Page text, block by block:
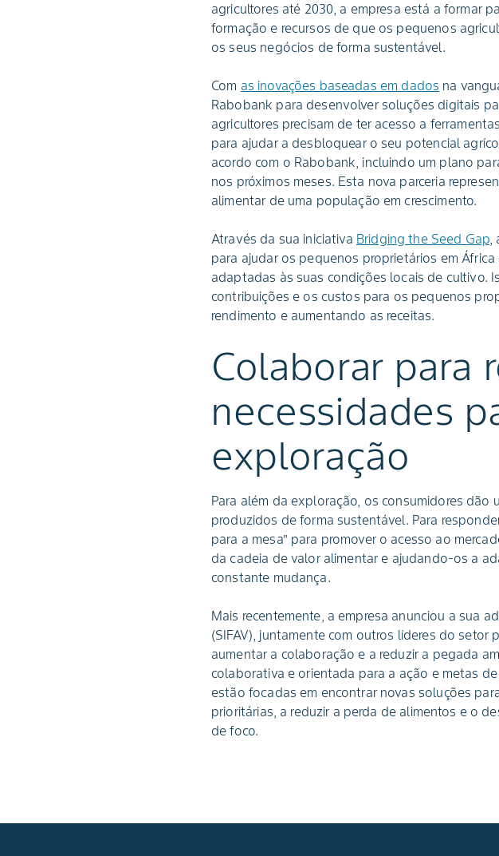
agricultores até 2030, a empresa está a formar
formação e recursos de que os pequenos
os seus negócios de forma sustentável.
Com as inovações baseadas em dados na
Rabobank para desenvolver soluções digitais
agricultores precisam de ter acesso a
para ajudar a desbloquear o seu potencial
acordo com o Rabobank, incluindo um plano
nos próximos meses. Esta nova parceria
alimentar de uma população em crescimento.
Através da sua iniciativa Bridging the Seed Gap,
para ajudar os pequenos proprietários em
adaptadas às suas condições locais de cultivo.
contribuições e os custos para os pequenos
rendimento e aumentando as receitas.
Colaborar para
necessidades
exploração
Para além da exploração, os consumidores
produzidos de forma sustentável. Para
para a mesa” para promover o acesso ao
da cadeia de valor alimentar e ajudando-os a
constante mudança.
Mais recentemente, a empresa anunciou a sua
(SIFAV), juntamente com outros líderes do
aumentar a colaboração e a reduzir a pegada
colaborativa e orientada para a ação e metas
estão focadas em encontrar novas soluções
prioritárias, a reduzir a perda de alimentos e o
de foco.